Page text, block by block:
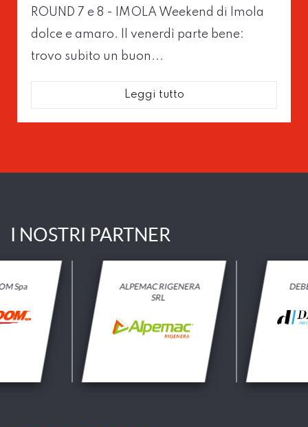
ROUND 7 e 8 - IMOLA Weekend di Imola
dolce e amaro. Il venerdì parte bene:
trovo subito un buon...
Leggi tutto
I NOSTRI PARTNER
Spa
ALPEMAC RIGENERA
SRL